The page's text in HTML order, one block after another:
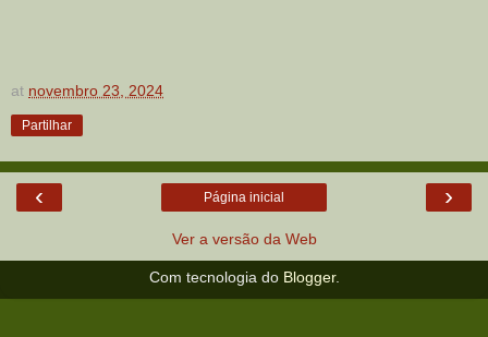
at novembro 23, 2024
Partilhar
‹ ›
Página inicial
Ver a versão da Web
Com tecnologia do Blogger.